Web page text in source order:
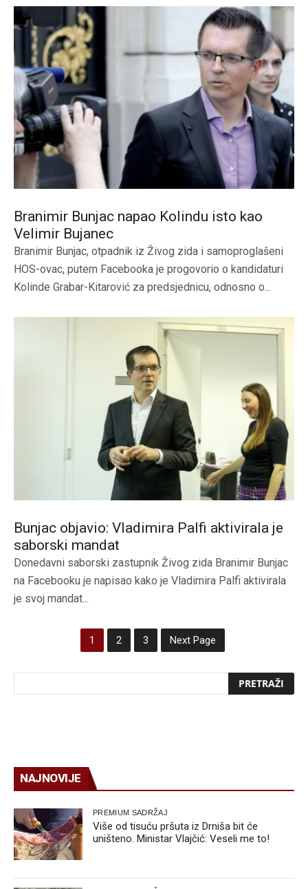
Branimir Bunjac napao Kolindu isto kao
Velimir Bujanec
Branimir Bunjac, otpadnik iz Živog zida i samoproglašeni
HOS-ovac, putem Facebooka je progovorio o kandidaturi
Kolinde Grabar-Kitarović za predsjednicu, odnosno o...
Bunjac objavio: Vladimira Palfi aktivirala je
saborski mandat
Donedavni saborski zastupnik Živog zida Branimir Bunjac
na Facebooku je napisao kako je Vladimira Palfi aktivirala
je svoj mandat...
1 2 3 Next Page
NAJNOVIJE
PREMIUM SADRŽAJ
Više od tisuću pršuta iz Drniša bit će
uništeno. Ministar Vlajčić: Veseli me to!